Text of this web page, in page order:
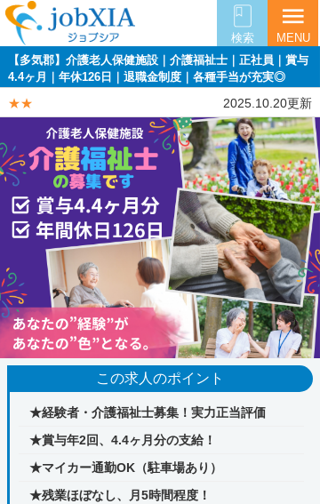
検索
menu
MENU
【多気郡】介護老人保健施設｜介護福祉士｜正社員｜賞与
4.4ヶ月｜年休126日｜退職金制度｜各種手当が充実◎
★★ 2025.10.20更新
この求人のポイント
★経験者・介護福祉士募集！実力正当評価
★賞与年2回、4.4ヶ月分の支給！
★マイカー通勤OK（駐車場あり）
★残業ほぼなし、月5時間程度！